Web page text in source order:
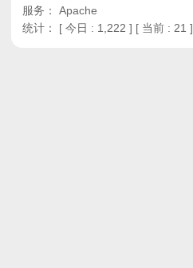
服务： Apache
统计： [ 今日 : 1,222 ] [ 当前 : 21 ]